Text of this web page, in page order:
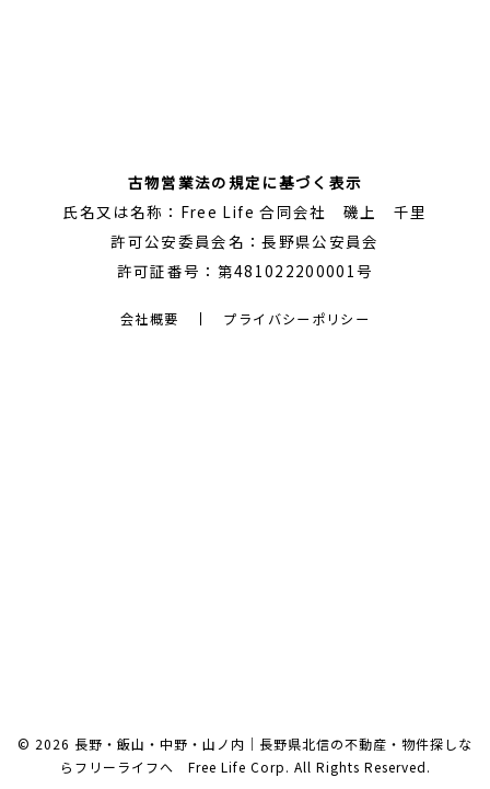
古物営業法の規定に基づく表示
氏名又は名称：Free Life 合同会社 磯上 千里
許可公安委員会名：長野県公安員会
許可証番号：第481022200001号
会社概要 プライバシーポリシー
© 2026 長野・飯山・中野・山ノ内｜長野県北信の不動産・物件探しな
らフリーライフへ Free Life Corp. All Rights Reserved.